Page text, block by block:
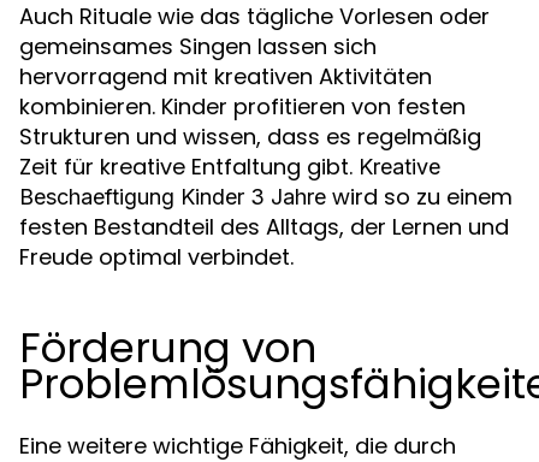
Auch Rituale wie das tägliche Vorlesen oder
gemeinsames Singen lassen sich
hervorragend mit kreativen Aktivitäten
kombinieren. Kinder profitieren von festen
Strukturen und wissen, dass es regelmäßig
Zeit für kreative Entfaltung gibt. Kreative
Beschaeftigung Kinder 3 Jahre wird so zu einem
festen Bestandteil des Alltags, der Lernen und
Freude optimal verbindet.
Förderung von
Eine weitere wichtige Fähigkeit, die durch